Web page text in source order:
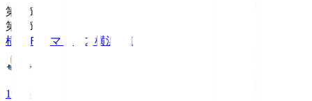
第1節
第1節
横浜Ｆ・マリノス横浜FM
19:26